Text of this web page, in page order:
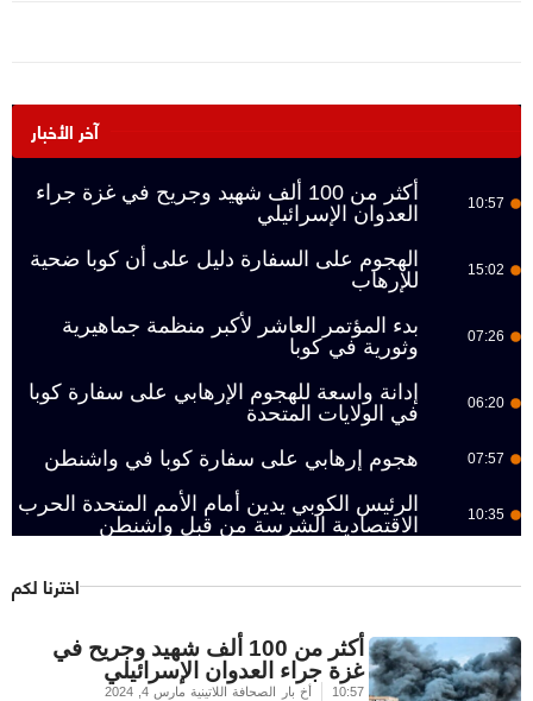
آخر الأخبار
10:57
أكثر من 100 ألف شهيد وجريح في غزة جراء
العدوان الإسرائيلي
15:02
الهجوم على السفارة دليل على أن كوبا ضحية
للإرهاب
07:26
بدء المؤتمر العاشر لأكبر منظمة جماهيرية
وثورية في كوبا
06:20
إدانة واسعة للهجوم الإرهابي على سفارة كوبا
في الولايات المتحدة
07:57 هجوم إرهابي على سفارة كوبا في واشنطن
10:35
الرئيس الكوبي يدين أمام الأمم المتحدة الحرب
الاقتصادية الشرسة من قبل واشنطن
اخترنا لكم
أكثر من 100 ألف شهيد وجريح في
غزة جراء العدوان الإسرائيلي
10:57 أخ بار الصحافة اللاتينية مارس 4, 2024